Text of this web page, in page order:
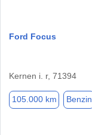
Ford Focus
Kernen i. r, 71394
105.000 km Benzin